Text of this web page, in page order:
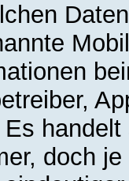
Es
doch